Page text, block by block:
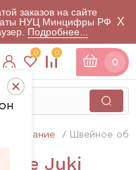
заказов на сайте
НУЦ Минцифры РФ
Подробнее...
X
0 0
0
Швейное
Juki